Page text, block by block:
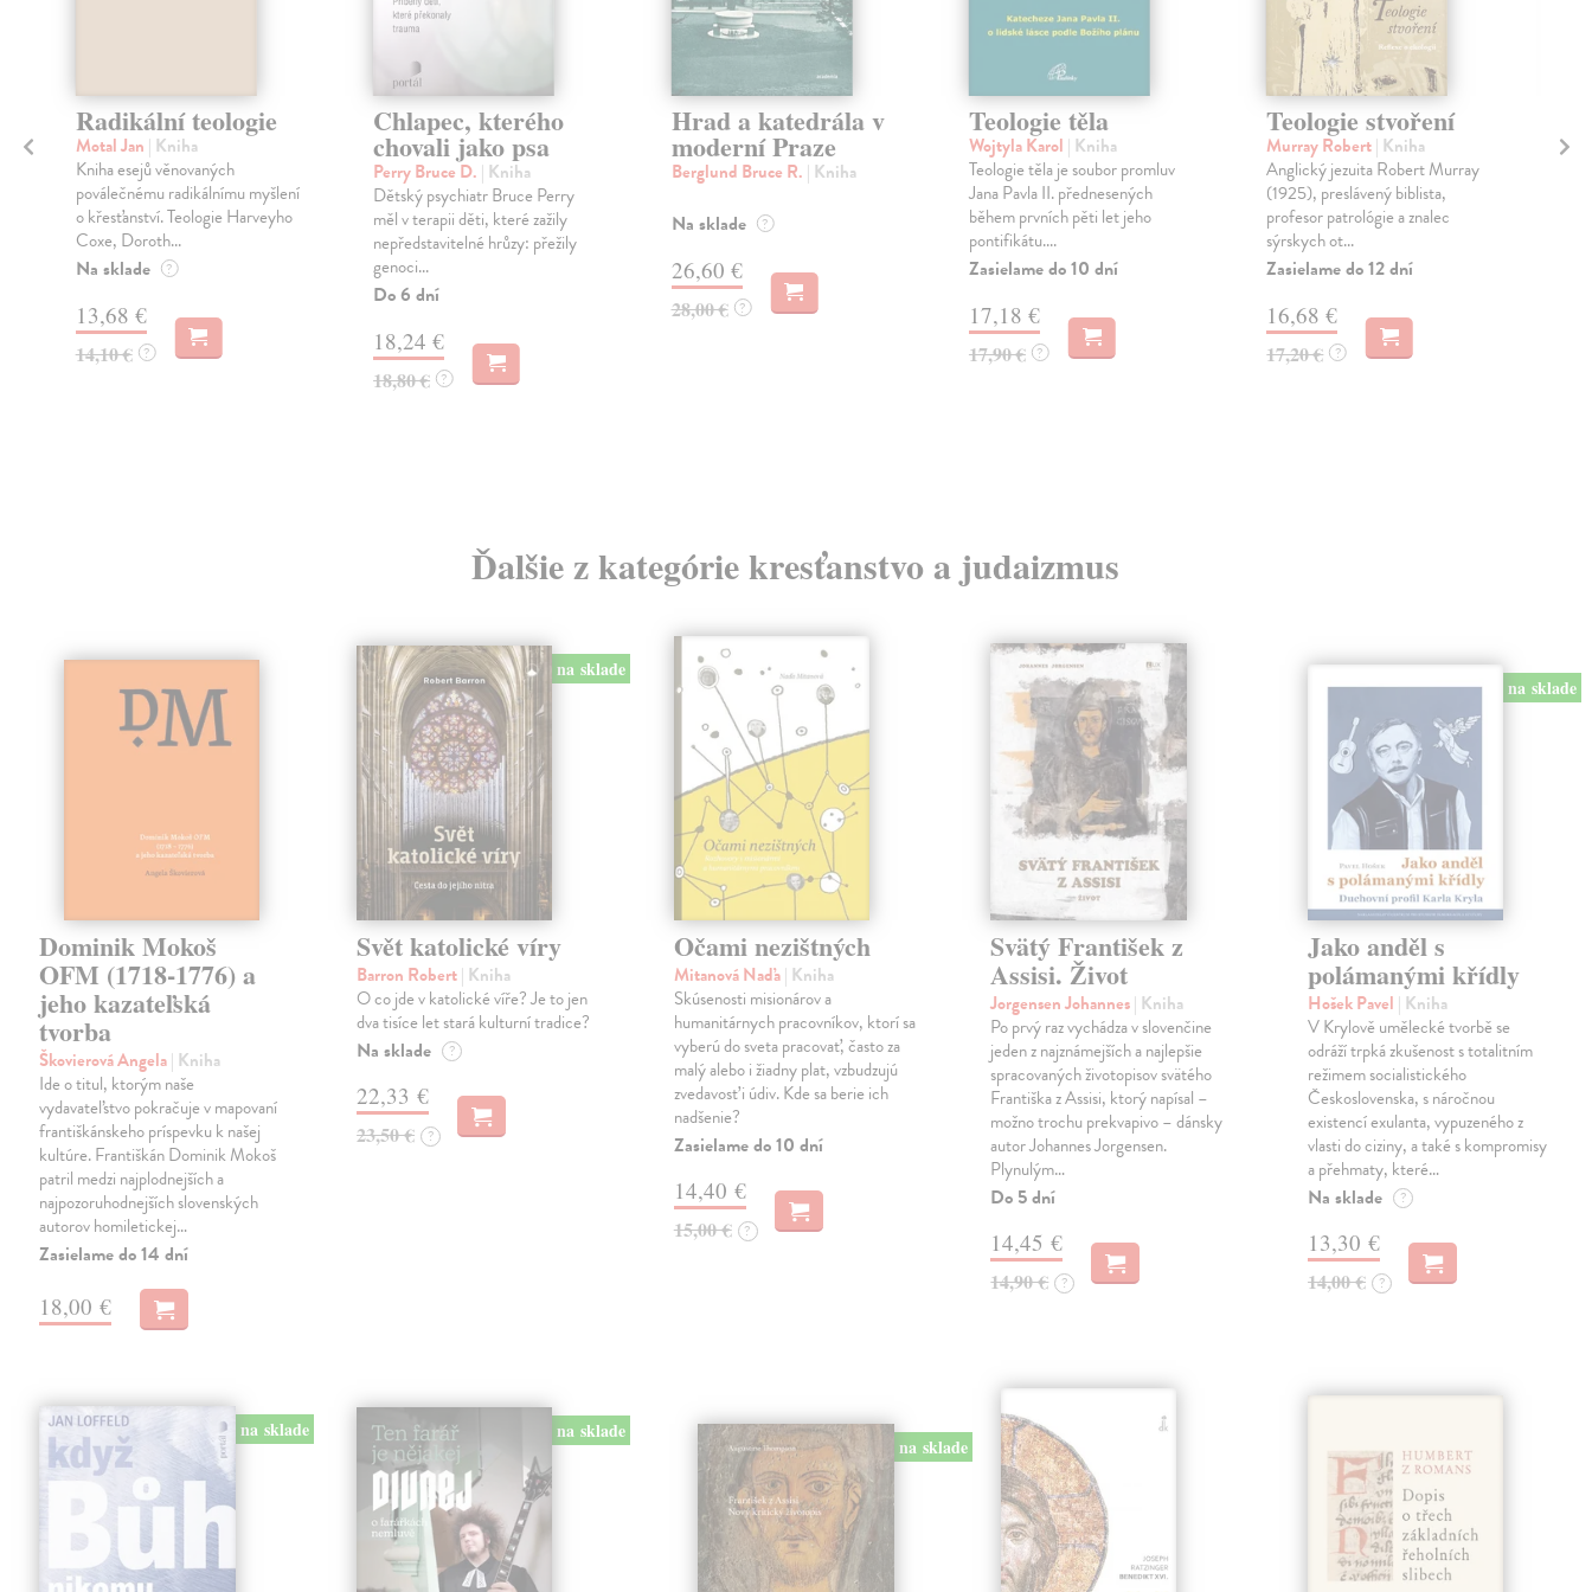
Radikální teologie
Motal Jan | Kniha
Kniha esejů věnovaných
poválečnému radikálnímu myšlení
o křesťanství. Teologie Harveyho
Coxe, Doroth...
Na sklade ?
13,68 €
14,10 € ?
Chlapec, kterého
chovali jako psa
Perry Bruce D. | Kniha
Dětský psychiatr Bruce Perry
měl v terapii děti, které zažily
nepředstavitelné hrůzy: přežily
genoci...
Do 6 dní
18,24 €
18,80 € ?
Hrad a katedrála v
moderní Praze
Berglund Bruce R. | Kniha
Na sklade ?
26,60 €
28,00 € ?
Teologie těla
Wojtyla Karol | Kniha
Teologie těla je soubor promluv
Jana Pavla II. přednesených
během prvních pěti let jeho
pontifikátu....
Zasielame do 10 dní
17,18 €
17,90 € ?
Teologie stvoření
Murray Robert| Kniha
Anglický jezuita Robert Murray
(1925), preslávený biblista,
profesor patrológie a znalec
sýrskych ot...
Zasielame do 12 dní
16,68 €
17,20 € ?
Ďalšie z kategórie kresťanstvo a judaizmus
Dominik Mokoš
OFM (1718-1776) a
jeho kazateľská
tvorba
Škovierová Angela| Kniha
Ide o titul, ktorým naše
vydavateľstvo pokračuje v mapovaní
františkánskeho príspevku k našej
kultúre. Františkán Dominik Mokoš
patril medzi najplodnejších a
najpozoruhodnejších slovenských
autorov homiletickej…
Zasielame do 14 dní
18,00 €
na sklade
Svět katolické víry
Barron Robert| Kniha
O co jde v katolické víře? Je to jen
dva tisíce let stará kulturní tradice?
Na sklade ?
22,33 €
23,50 € ?
Očami nezištných
Mitanová Naďa| Kniha
Skúsenosti misionárov a
humanitárnych pracovníkov, ktorí sa
vyberú do sveta pracovať, často za
malý alebo i žiadny plat, vzbudzujú
zvedavosť i údiv. Kde sa berie ich
nadšenie?
Zasielame do 10 dní
14,40 €
15,00 € ?
Svätý František z
Assisi. Život
Jorgensen Johannes| Kniha
Po prvý raz vychádza v slovenčine
jeden z najznámejších a najlepšie
spracovaných životopisov svätého
Františka z Assisi, ktorý napísal –
možno trochu prekvapivo – dánsky
autor Johannes Jorgensen.
Plynulým…
Do 5 dní
14,45 €
14,90 € ?
na sklade
Jako anděl s
polámanými křídly
Hošek Pavel | Kniha
V Krylově umělecké tvorbě se
odráží trpká zkušenost s totalitním
režimem socialistického
Československa, s náročnou
existencí exulanta, vypuzeného z
vlasti do ciziny, a také s kompromisy
a přehmaty, které…
Na sklade ?
13,30 €
14,00 € ?
na sklade na sklade
na sklade